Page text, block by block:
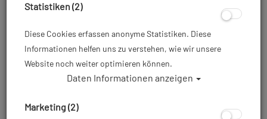
Statistiken (2)
Diese Cookies erfassen anonyme Statistiken. Diese
Informationen helfen uns zu verstehen, wie wir unsere
Website noch weiter optimieren können.
Daten Informationen anzeigen
Marketing (2)